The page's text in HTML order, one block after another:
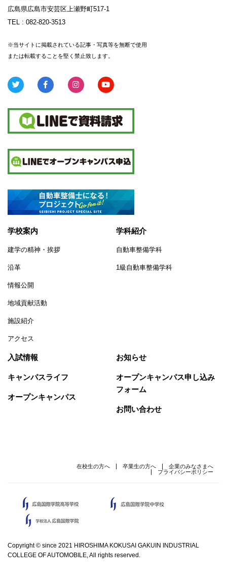
広島県広島市安芸区上瀬野町517-1
TEL : 082-820-3513
※当サイトに掲載されている記事・写真等を無断で使用
または転載することを堅く禁止致します。
学校案内
建学の精神・挨拶
沿革
情報公開
地域貢献活動
施設紹介
アクセス
学科紹介
自動車整備学科
1級自動車整備学科
入試情報
キャンパスライフ
オープンキャンパス
お知らせ
オープンキャンパス申し込み
フォーム
お問い合わせ
在校生の方へ 卒業生の方へ
企業のみなさまへ
プライバシーポリシー
Copyright © since 2021 HIROSHIMA KOKUSAI GAKUIN INDUSTRIAL
COLLEGE OF AUTOMOBILE, All rights reserved.